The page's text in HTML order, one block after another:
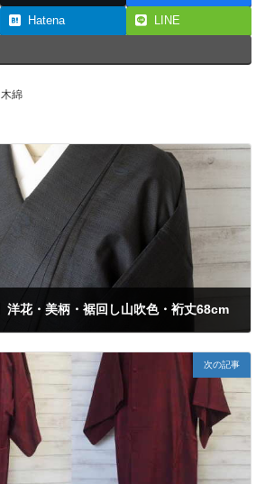
Hatena LINE
綿
花・美柄・裾回し山吹色・裄丈68cm
次の記事